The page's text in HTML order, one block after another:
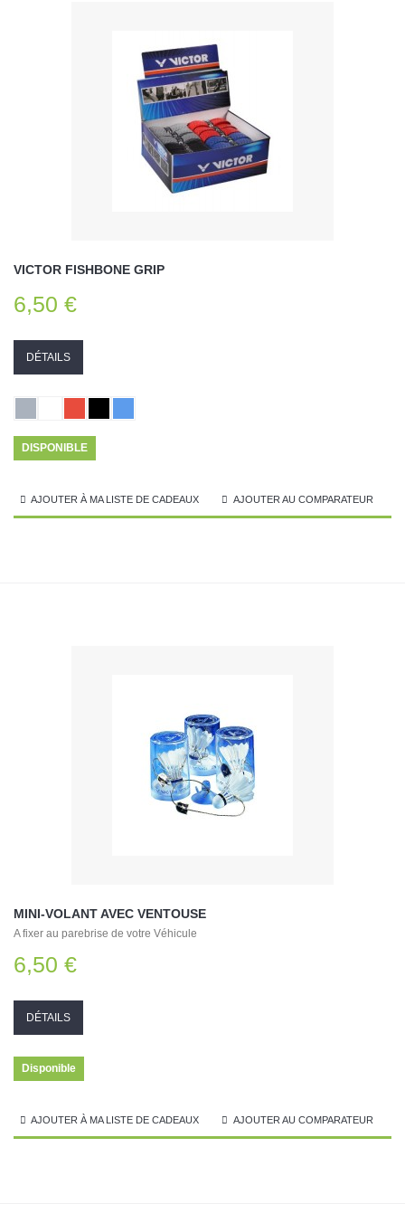
VICTOR FISHBONE GRIP
6,50 €
DÉTAILS
DISPONIBLE
AJOUTER À MA LISTE DE CADEAUX AJOUTER AU COMPARATEUR
MINI-VOLANT AVEC VENTOUSE
A fixer au parebrise de votre Véhicule
6,50 €
DÉTAILS
Disponible
AJOUTER À MA LISTE DE CADEAUX AJOUTER AU COMPARATEUR